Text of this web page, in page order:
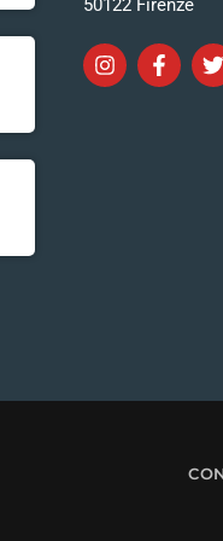
50122 Firenze